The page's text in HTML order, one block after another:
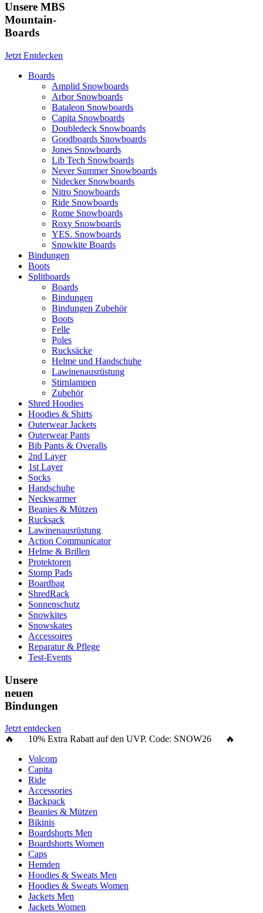
Unsere MBS
Mountain-
Boards
Jetzt Entdecken
Boards
Amplid Snowboards
Arbor Snowboards
Bataleon Snowboards
Capita Snowboards
Doubledeck Snowboards
Goodboards Snowboards
Jones Snowboards
Lib Tech Snowboards
Never Summer Snowboards
Nidecker Snowboards
Nitro Snowboards
Ride Snowboards
Rome Snowboards
Roxy Snowboards
YES. Snowboards
Snowkite Boards
Bindungen
Boots
Splitboards
Boards
Bindungen
Bindungen Zubehör
Boots
Felle
Poles
Rucksäcke
Helme und Handschuhe
Lawinenausrüstung
Stirnlampen
Zubehör
Shred Hoodies
Hoodies & Shirts
Outerwear Jackets
Outerwear Pants
Bib Pants & Overalls
2nd Layer
1st Layer
Socks
Handschuhe
Neckwarmer
Beanies & Mützen
Rucksack
Lawinenausrüstung
Action Communicator
Helme & Brillen
Protektoren
Stomp Pads
Boardbag
ShredRack
Sonnenschutz
Snowkites
Snowskates
Accessoires
Reparatur & Pflege
Test-Events
Unsere
neuen
Bindungen
Jetzt entdecken
🔥 10% Extra Rabatt auf den UVP. Code: SNOW26 🔥
Volcom
Capita
Ride
Accessories
Backpack
Beanies & Mützen
Bikinis
Boardshorts Men
Boardshorts Women
Caps
Hemden
Hoodies & Sweats Men
Hoodies & Sweats Women
Jackets Men
Jackets Women